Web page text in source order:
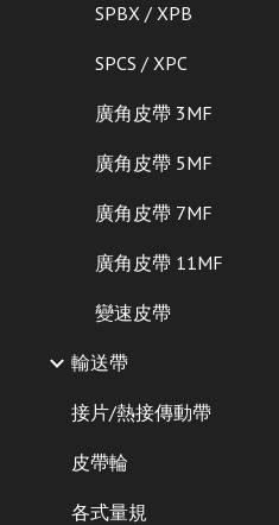
SPBX / XPB
SPCS / XPC
廣角皮帶 3MF
廣角皮帶 5MF
廣角皮帶 7MF
廣角皮帶 11MF
變速皮帶
輸送帶
接片/熱接傳動帶
皮帶輪
各式量規